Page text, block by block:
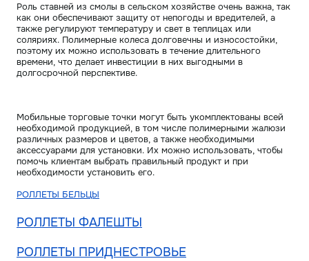
Роль ставней из смолы в сельском хозяйстве очень важна, так
как они обеспечивают защиту от непогоды и вредителей, а
также регулируют температуру и свет в теплицах или
соляриях. Полимерные колеса долговечны и износостойки,
поэтому их можно использовать в течение длительного
времени, что делает инвестиции в них выгодными в
долгосрочной перспективе.
Мобильные торговые точки могут быть укомплектованы всей
необходимой продукцией, в том числе полимерными жалюзи
различных размеров и цветов, а также необходимыми
аксессуарами для установки. Их можно использовать, чтобы
помочь клиентам выбрать правильный продукт и при
необходимости установить его.
РОЛЛЕТЫ БЕЛЬЦЫ
РОЛЛЕТЫ ФАЛЕШТЫ
РОЛЛЕТЫ ПРИДНЕСТРОВЬЕ